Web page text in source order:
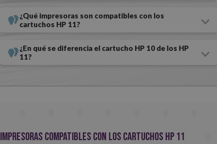
Webcartucho es posible!
HP 11 compatibles: la mejor relación calidad-precio
La inmensa mayoría de nuestros usuarios optan por comprar
económicos que los originales.
¿Qué impresoras son compatibles con los
cartuchos HP 11?
¿En qué se diferencia el cartucho HP 10 de los HP
11?
Impresoras compatibles con los cartuchos HP 11